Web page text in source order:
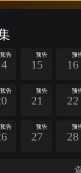
预告 预告
15
预
16
预告 预告
21
预
22
预告 预告
27
预
28